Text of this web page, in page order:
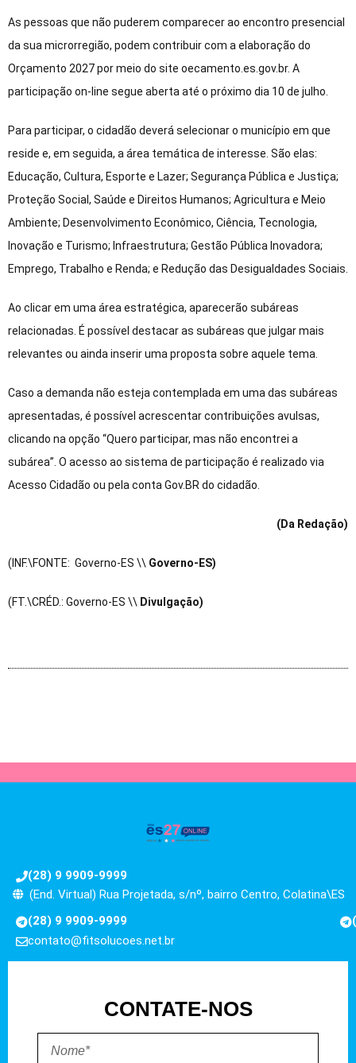
As pessoas que não puderem comparecer ao encontro presencial
da sua microrregião, podem contribuir com a elaboração do
Orçamento 2027 por meio do site oecamento.es.gov.br. A
participação on-line segue aberta até o próximo dia 10 de julho.
Para participar, o cidadão deverá selecionar o município em que
reside e, em seguida, a área temática de interesse. São elas:
Educação, Cultura, Esporte e Lazer; Segurança Pública e Justiça;
Proteção Social, Saúde e Direitos Humanos; Agricultura e Meio
Ambiente; Desenvolvimento Econômico, Ciência, Tecnologia,
Inovação e Turismo; Infraestrutura; Gestão Pública Inovadora;
Emprego, Trabalho e Renda; e Redução das Desigualdades Sociais.
Ao clicar em uma área estratégica, aparecerão subáreas
relacionadas. É possível destacar as subáreas que julgar mais
relevantes ou ainda inserir uma proposta sobre aquele tema.
Caso a demanda não esteja contemplada em uma das subáreas
apresentadas, é possível acrescentar contribuições avulsas,
clicando na opção “Quero participar, mas não encontrei a
subárea”. O acesso ao sistema de participação é realizado via
Acesso Cidadão ou pela conta Gov.BR do cidadão.
(Da Redação)
(INF.\FONTE: Governo-ES \\ Governo-ES)
(FT.\CRÉD.: Governo-ES \\ Divulgação)
(28) 9 9909-9999
(End. Virtual) Rua Projetada, s/nº, bairro Centro, Colatina\ES
(28) 9 9909-9999
contato@fitsolucoes.net.br
CONTATE-NOS